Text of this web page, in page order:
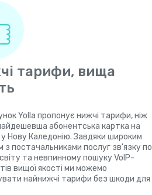
тарифи, вища
Yolla пропонує нижчі тарифи, ніж
абонентська картка на
у Нову Каледонію. Завдяки широким
з постачальниками послуг зв'язку по
та невпинному пошуку VoIP-
вищої якості ми можемо
найнижчі тарифи без шкоди для